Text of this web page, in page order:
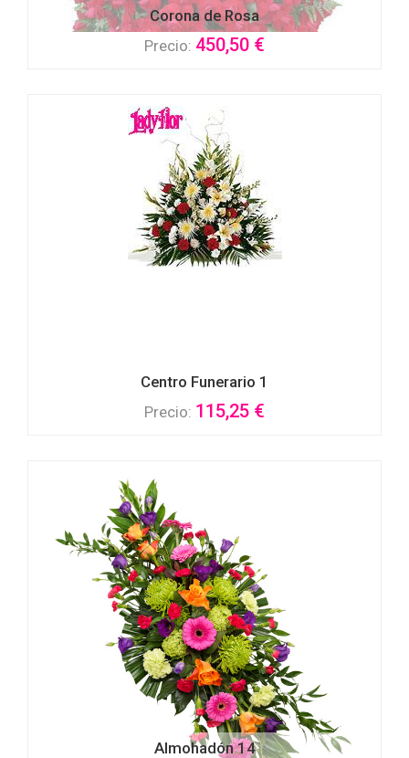
Corona de Rosa
Precio: 450,50 €
Centro Funerario 1
Precio: 115,25 €
Almohadón 14